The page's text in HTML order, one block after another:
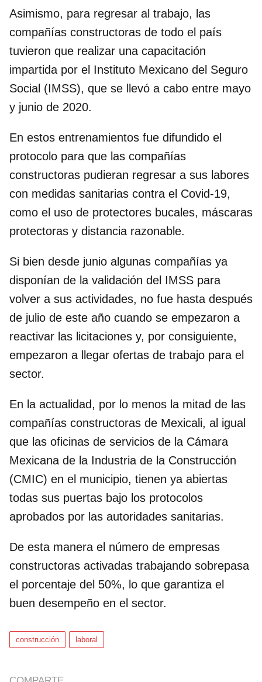
Asimismo, para regresar al trabajo, las
compañías constructoras de todo el país
tuvieron que realizar una capacitación
impartida por el Instituto Mexicano del Seguro
Social (IMSS), que se llevó a cabo entre mayo
y junio de 2020.
En estos entrenamientos fue difundido el
protocolo para que las compañías
constructoras pudieran regresar a sus labores
con medidas sanitarias contra el Covid-19,
como el uso de protectores bucales, máscaras
protectoras y distancia razonable.
Si bien desde junio algunas compañías ya
disponían de la validación del IMSS para
volver a sus actividades, no fue hasta después
de julio de este año cuando se empezaron a
reactivar las licitaciones y, por consiguiente,
empezaron a llegar ofertas de trabajo para el
sector.
En la actualidad, por lo menos la mitad de las
compañías constructoras de Mexicali, al igual
que las oficinas de servicios de la Cámara
Mexicana de la Industria de la Construcción
(CMIC) en el municipio, tienen ya abiertas
todas sus puertas bajo los protocolos
aprobados por las autoridades sanitarias.
De esta manera el número de empresas
constructoras activadas trabajando sobrepasa
el porcentaje del 50%, lo que garantiza el
buen desempeño en el sector.
construcción laboral